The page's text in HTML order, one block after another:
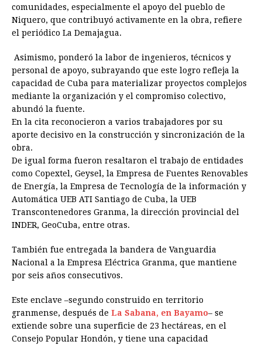
comunidades, especialmente el apoyo del pueblo de
Niquero, que contribuyó activamente en la obra, refiere
el periódico La Demajagua.
Asimismo, ponderó la labor de ingenieros, técnicos y
personal de apoyo, subrayando que este logro refleja la
capacidad de Cuba para materializar proyectos complejos
mediante la organización y el compromiso colectivo,
abundó la fuente.
En la cita reconocieron a varios trabajadores por su
aporte decisivo en la construcción y sincronización de la
obra.
‎De igual forma fueron resaltaron el trabajo de entidades
como Copextel, Geysel, la Empresa de Fuentes Renovables
de Energía, la Empresa de Tecnología de la información y
Automática UEB ATI Santiago de Cuba, la UEB
Transcontenedores Granma, la dirección provincial del
INDER, GeoCuba, entre otras.
‎También fue entregada la bandera de Vanguardia
Nacional a la Empresa Eléctrica Granma, que mantiene
por seis años consecutivos.
Este enclave –segundo construido en territorio
granmense, después de La Sabana, en Bayamo– se
extiende sobre una superficie de 23 hectáreas, en el
Consejo Popular Hondón, y tiene una capacidad